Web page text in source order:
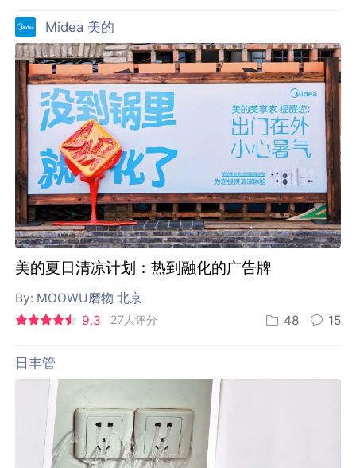
Midea 美的
美的夏日清凉计划：热到融化的广告牌
By: MOOWU磨物 北京
9.3
27人评分 48 15
日丰管